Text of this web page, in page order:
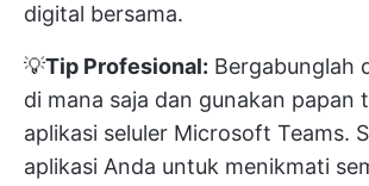
digital bersama.
💡Tip Profesional: Bergabunglah
di mana saja dan gunakan papan
aplikasi seluler Microsoft Teams.
aplikasi Anda untuk menikmati